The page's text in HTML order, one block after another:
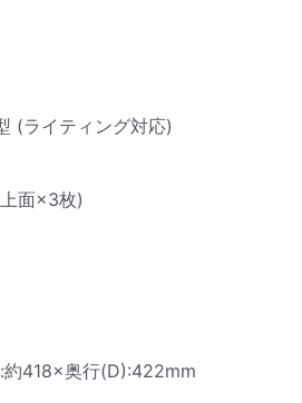
(ライティング対応)
面×3枚)
418×奥行(D):422mm